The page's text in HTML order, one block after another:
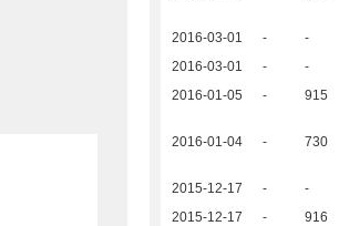
2016-03-01
- -
2016-03-01
- -
2016-01-05
- 915
2016-01-04
- 730
2015-12-17
- -
2015-12-17
- 916